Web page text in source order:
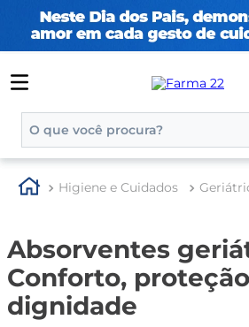
TERMOS MAIS BUSCADOS
1º
tadalafila
3º
generico
4º
aptamil
5º
nutridrink
Higiene e Cuidados
Absorventes
Conforto,
dignidade